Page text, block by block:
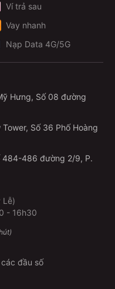
Ví trả sau
Vay nhanh
Nạp Data 4G/5G
Hưng, Số 08 đường
Số 36 Phố Hoàng
484-486 đường 2/9, P.
Lễ)
- 16h30
các đầu số